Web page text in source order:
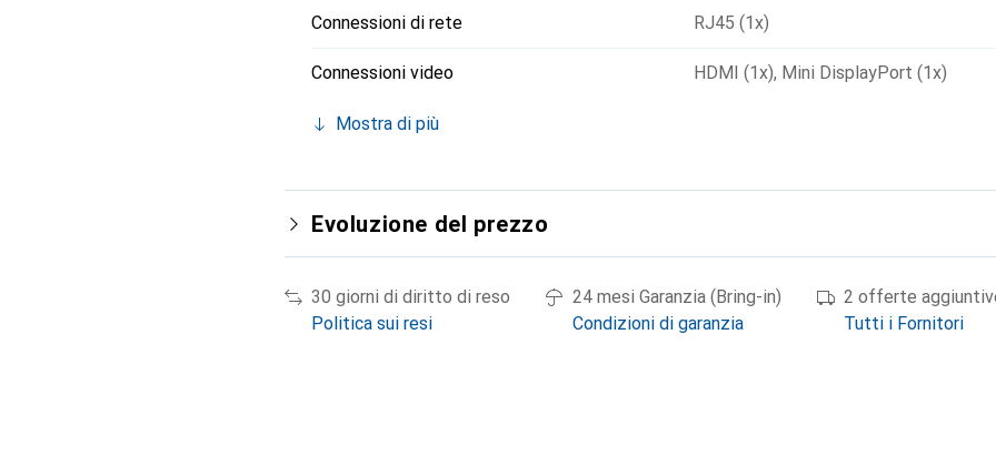
Connessioni di rete RJ45 (1x)
Connessioni video HDMI (1x), Mini DisplayPort (1x)
Mostra di più
Evoluzione del prezzo
30 giorni di diritto di reso
Politica sui resi
24 mesi Garanzia (Bring-in)
Condizioni di garanzia
2 offerte
Tutti i Fornitori